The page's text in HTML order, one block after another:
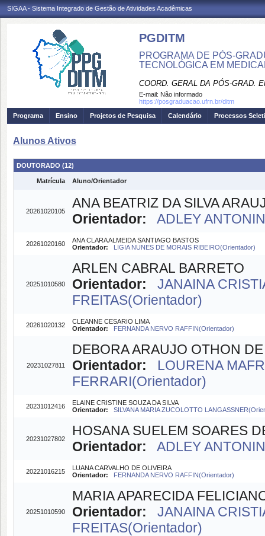
SIGAA - Sistema Integrado de Gestão de Atividades Acadêmicas
PGDITM
PROGRAMA DE PÓS-
TECNOLÓGICA EM
COORD. GERAL DA PÓS-GRAD.
E-mail: Não informado
https://posgraduacao.ufrn.br/ditm
Programa
Ensino Projetos de Pesquisa Calendário Processos
Alunos Ativos
DOUTORADO (12)
Matrícula Aluno/Orientador
20261020105
ANA BEATRIZ DA SILVA
Orientador:
ADLEY
20261020160
ANA CLARA ALMEIDA SANTIAGO BASTOS
Orientador:
LIGIA NUNES DE MORAIS RIBEIRO(Orientador)
20251010580
ARLEN CABRAL BARRETO
Orientador:
JANAINA
FREITAS(Orientador)
20261020132
CLEANNE CESARIO LIMA
Orientador:
FERNANDA NERVO RAFFIN(Orientador)
20231027811
DEBORA ARAUJO OTHON
Orientador:
LOURENA
FERRARI(Orientador)
20231012416
ELAINE CRISTINE SOUZA DA SILVA
Orientador:
SILVANA MARIA ZUCOLOTTO
20231027802
HOSANA SUELEM SOARES
Orientador:
ADLEY
20221016215
LUANA CARVALHO DE OLIVEIRA
Orientador:
FERNANDA NERVO RAFFIN(Orientador)
20251010590
MARIA APARECIDA
Orientador:
JANAINA
FREITAS(Orientador)